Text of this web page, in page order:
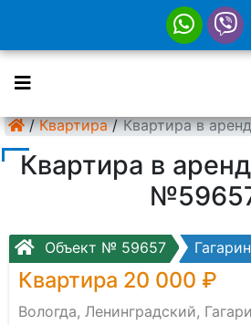
/ Квартира / Квартира в
Квартира в
Объект № 59657
Квартира 20 000 ₽
Вологда, Ленинградский,